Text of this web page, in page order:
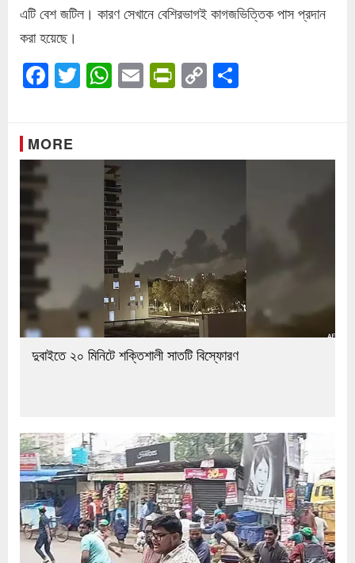
এটি বেশ জটিল। কারণ সেখানে বেশিরভাগই কাগজভিত্তিক পাস প্রদান
করা হয়েছে।
Facebook
Twitter
WhatsApp
EmailPrintFriendly
Copy
Link
MORE
দুবাইতে ২০ মিনিটে শক্তিশালী সাতটি বিস্ফোরণ